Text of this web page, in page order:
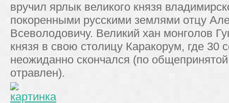
вручил ярлык великого князя
покоренными русскими землями отцу
Всеволодовичу. Великий хан монголов
князя в свою столицу Каракорум, где 30
неожиданно скончался (по
отравлен).